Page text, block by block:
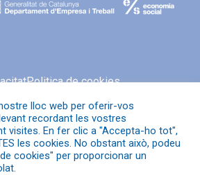
Politica de cookies
© Coop Maresme
lloc web per oferir-vos
recordant les vostres
visites. En fer clic a "Accepta-ho tot",
les cookies. No obstant això, podeu
cookies" per proporcionar un